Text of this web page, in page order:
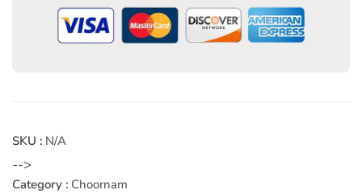
SKU : N/A
-->
Category : Choornam